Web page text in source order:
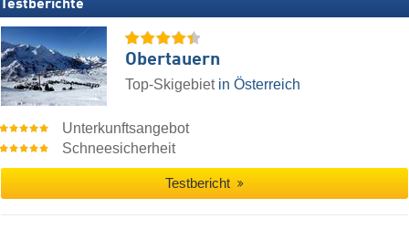
Testberichte
Obertauern
Top-Skigebiet in Österreich
Unterkunftsangebot
Schneesicherheit
Testbericht